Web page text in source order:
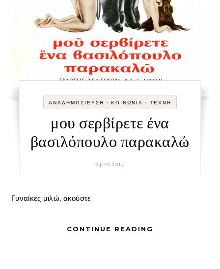
ΑΝΑΔΗΜΟΣΊΕΥΣΗ - ΚΟΙΝΩΝΊΑ - ΤΈΧΝΗ
μου σερβίρετε ένα
βασιλόπουλο παρακαλώ
24.02.2014
Γυναίκες μιλώ, ακούστε.
CONTINUE READING